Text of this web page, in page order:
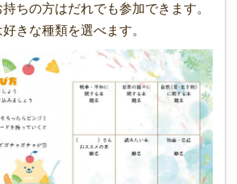
ちの方はだれでも参加できます。
きな種類を選べます。